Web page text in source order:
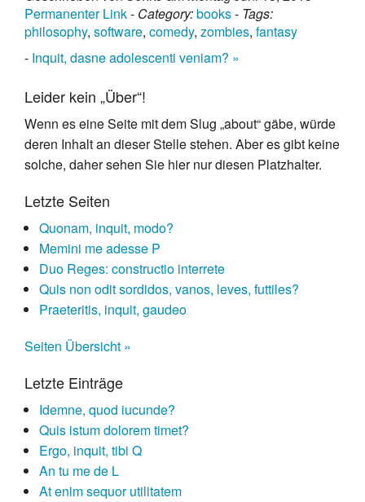
Permanenter Link- Category:books- Tags:
philosophy, software, comedy, zombies, fantasy
- Inquit, dasne adolescenti veniam? »
Leider kein „Über“!
Wenn es eine Seite mit dem Slug „about“ gäbe, würde
deren Inhalt an dieser Stelle stehen. Aber es gibt keine
solche, daher sehen Sie hier nur diesen Platzhalter.
Letzte Seiten
Quonam, inquit, modo?
Memini me adesse P
Duo Reges: constructio interrete
Quis non odit sordidos, vanos, leves, futtiles?
Praeteritis, inquit, gaudeo
Seiten Übersicht »
Letzte Einträge
Idemne, quod iucunde?
Quis istum dolorem timet?
Ergo, inquit, tibi Q
An tu me de L
At enim sequor utilitatem